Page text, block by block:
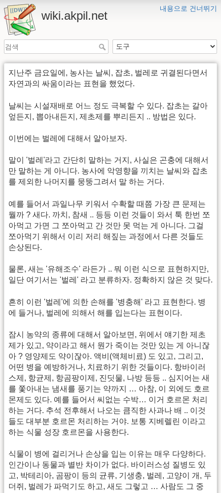
내용으로 건너뛰기
wiki.akpil.net
지난주 금요일에, 농사는 날씨, 잡초, 벌레로 귀결된다면서
자연과의 싸움이라는 표현을 했었다.
날씨는 시설재배로 어느 정도 극복할 수 있다. 잡초는 갈아
엎든지, 뽑아내든지, 제초제를 뿌리든지 .. 방법은 있다.
이번에는 벌레에 대해서 알아보자.
말이 '벌레'라고 간단히 말하는 거지, 사실은 곤충에 대해서
만 말하는 게 아니다. 농사에 악영향을 끼치는 날씨와 잡초
를 제외한 나머지를 뭉뚱그려서 말 하는 거다.
예를 들어서 과일나무 키워서 수확할 때쯤 가장 큰 문제는
뭘까 ? 새다. 까치, 참새 .. 등등 이런 것들이 와서 툭 한번 쪼
아먹고 가면 그 쪼아먹고 간 것만 못 먹는 게 아니다. 그걸
쪼아먹기 위해서 이리 저리 해짚는 과정에서 다른 것들도
손상된다.
물론, 새는 '유해조수' 라든가 .. 뭐 이런 식으로 표현하지만,
일단 여기서는 '벌레' 라고 분류하자. 정확하지 않은 것 맞다.
흔히 이런 '벌레'에 의한 손해를 '병충해' 라고 표현한다. 병
에 들거나, 벌레에 의해서 해를 입는다는 표현이다.
잠시 농약의 종류에 대해서 알아보면, 위에서 얘기한 제초
제가 있고, 약이라고 해서 뭔가 죽이는 것만 있는 게 아니잖
아 ? 영양제도 약이잖아. 액비(액체비료) 도 있고, 그리고,
어떤 병을 예방하거나, 치료하기 위한 것들이다. 항바이러
스제, 항균제, 항곰팡이제, 진딧물, 나방 등등 .. 심지어는 새
를 쫓아내는 냄새를 풍기는 약까지 … 아참, 이 외에도 호르
몬제도 있다. 예를 들어서 씨없는 수박… 이거 호르몬 처리
하는 거다. 추석 전후해서 나오는 큼직한 사과나 배 .. 이것
들도 대부분 호르몬 처리하는 거야. 보통 지베렐린 이라고
하는 식물 성장 호르몬을 사용한다.
식물이 병에 걸리거나 손상을 입는 이유는 매우 다양하다.
인간이나 동물과 별반 차이가 없다. 바이러스성 질병도 있
고, 박테리아, 곰팡이 등의 균류, 기생충, 벌레, 고양이 개, 두
더쥐, 벌레가 파먹기도 하고, 새도 그렇고 … 사람도 그 중